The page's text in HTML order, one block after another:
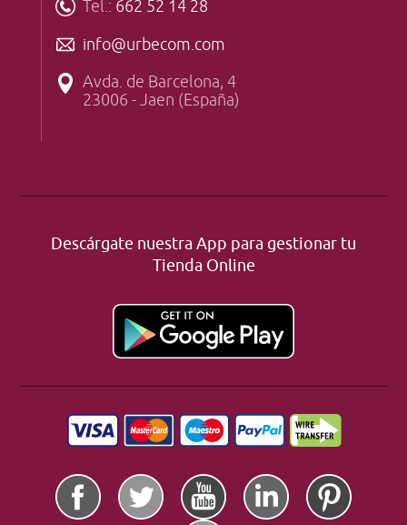
Tel.: 662 52 14 28
info@urbecom.com
Avda. de Barcelona, 4
23006 - Jaen (España)
Descárgate nuestra App para gestionar tu
Tienda Online